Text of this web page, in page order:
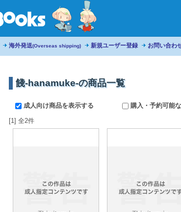
海外発送(Overseas shipping) 新規ユーザー登録 お問い合わ
餞-hanamuke-の商品一覧
成人向け商品を表示する 購入・予約可能
[1] 全2件